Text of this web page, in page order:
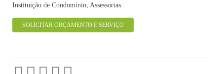
Instituição de Condomínio, Assessorias.
SOLICITAR ORÇAMENTO E SERVIÇO